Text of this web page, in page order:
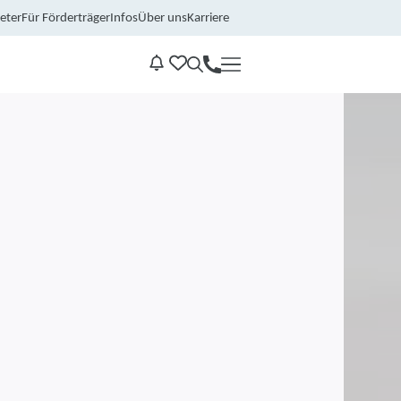
Für FörderträgerInfosÜber unsKarriere
Kontakt